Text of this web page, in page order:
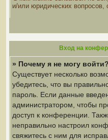
и/или юридических вопросов,
Вход на
» Почему я не могу войти?
Существует несколько
убедитесь, что вы
пароль. Если данные
администратором, чтобы
доступ к конференции.
неправильно настроил
свяжитесь с ним для